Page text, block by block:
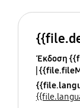
Έκδοση